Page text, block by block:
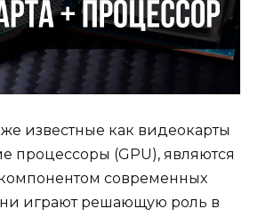
известные как видеокарты
процессоры (GPU), являются
современных
играют решающую роль в